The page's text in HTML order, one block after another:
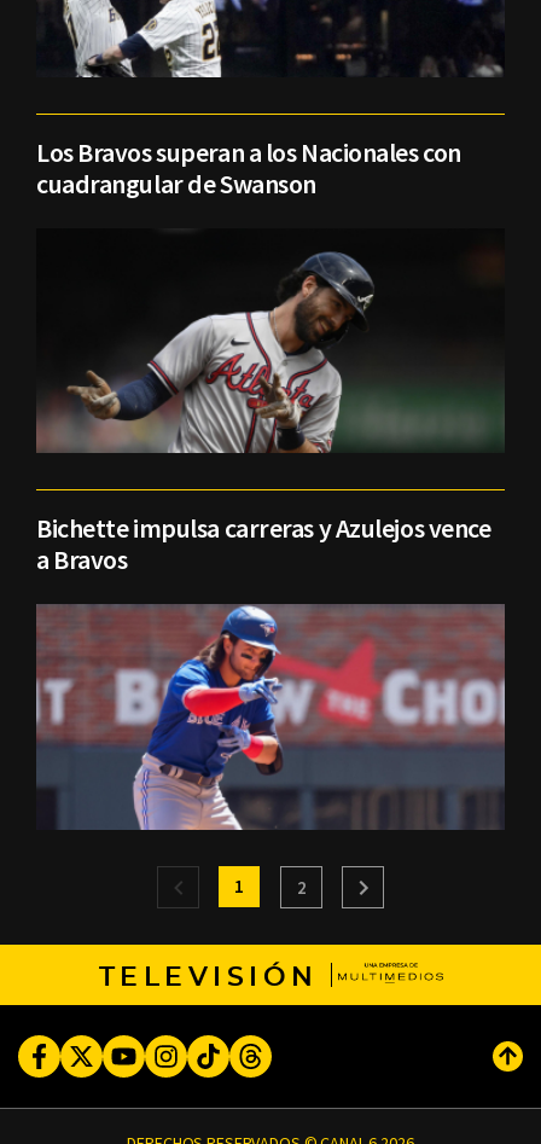
Los Bravos superan a los Nacionales con
cuadrangular de Swanson
Bichette impulsa carreras y Azulejos vence
a Bravos
1 2
TELEVISIÓN
FacebookTwitterYoutubeInstagram
TikTokThreads